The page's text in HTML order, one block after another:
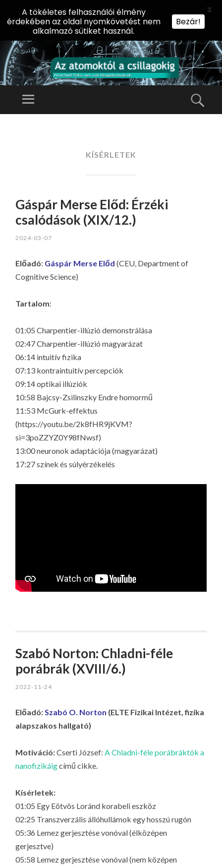
AZ
KT
CS
IL
O
Előadássorozat
Természettudományi
Menü
KÍSÉRLETEK
Gáspár Merse Előd: Érzéki
csalódások (XIX/12.)
2024-03-07
Előadó: Gáspár Merse Előd (CEU, Department of
Cognitive Science)
Tartalom:
01:05 Charpentier-illúzió demonstrálása
02:47 Charpentier-illúzió magyarázat
06:14 intuitív fizika
07:13 kontraintuitív percepciók
09:14 optikai illúziók
10:58 Bajcsy-Zsilinszky Endre homormű
11:53 McGurk-effektus
(https://youtu.be/2k8fHR9jKVM?
si=3poZZYZ0Y98fNwsf)
13:00 neuronok adaptációja (magyarázat)
17:27 színek és súlyérzékelés
Szabó Norton: Chladni-féle
porábrák (XVIII/6.)
2022-11-24
Előadó: Szabó O. Norton (ELTE Fizikai Intézet, fizika
alapszakos hallgató)
Motiváció:Cserti József:A Chladni-féle porábráktók a
nanofizikáigcímű cikke.
Kísérletek:
01:05 Egy Eötvös Loránd korabeli eszköz
02:25 Transzverzális állóhullámok egy hosszú rugón
05:36 Lemez gerjesztése vonóval (élközépen
gerjesztve)
05:58 Lemez gerjesztése vonóval (nem középen
A tökéletes felhasználói élmény
érdekében az oldal nyomkövetést nem
alkalmazó sütiket használ.
Bezár!
X